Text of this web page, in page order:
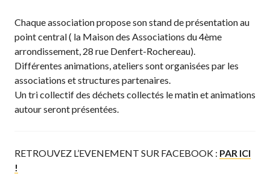
Chaque association propose son stand de présentation au
point central ( la Maison des Associations du 4ème
arrondissement, 28 rue Denfert-Rochereau).
Différentes animations, ateliers sont organisées par les
associations et structures partenaires.
Un tri collectif des déchets collectés le matin et animations
autour seront présentées.
RETROUVEZ L’EVENEMENT SUR FACEBOOK : PAR ICI
!